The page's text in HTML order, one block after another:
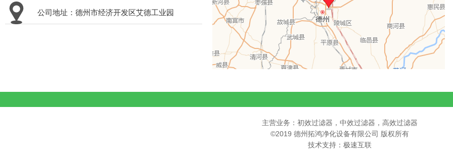
公司地址：德州市经济开发区艾德工业园
主营业务：初效过滤器，中效过滤器，高效过滤器
©2019 德州拓鸿净化设备有限公司 版权所有
技术支持：极速互联